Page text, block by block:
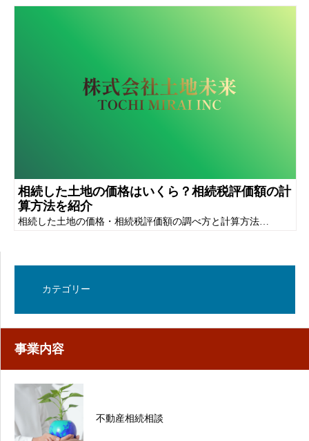
相続した土地の価格はいくら？相続税評価額の計
算方法を紹介
相続した土地の価格・相続税評価額の調べ方と計算方法…
カテゴリー
事業内容
不動産相続相談